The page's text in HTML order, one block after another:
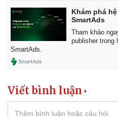
Khám phá
SmartAds
Tham khảo
publisher trong
SmartAds.
Viết bình luận